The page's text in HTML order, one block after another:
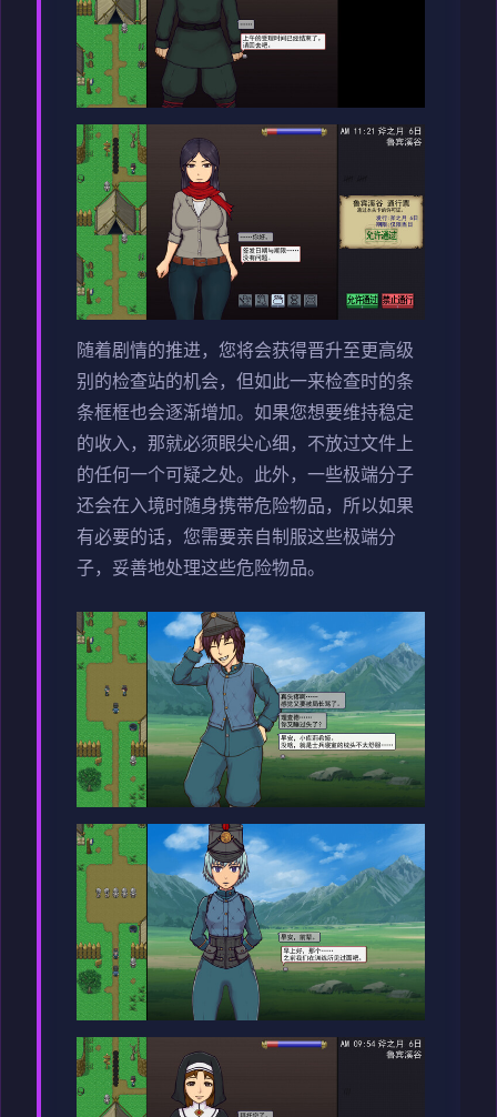
随着剧情的推进，您将会获得晋升至更高级
别的检查站的机会，但如此一来检查时的条
条框框也会逐渐增加。如果您想要维持稳定
的收入，那就必须眼尖心细，不放过文件上
的任何一个可疑之处。此外，一些极端分子
还会在入境时随身携带危险物品，所以如果
有必要的话，您需要亲自制服这些极端分
子，妥善地处理这些危险物品。